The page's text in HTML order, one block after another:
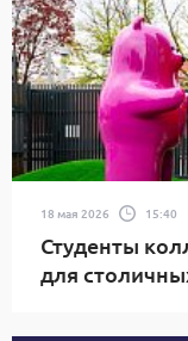
18 мая 2026 15:40
Студенты
для